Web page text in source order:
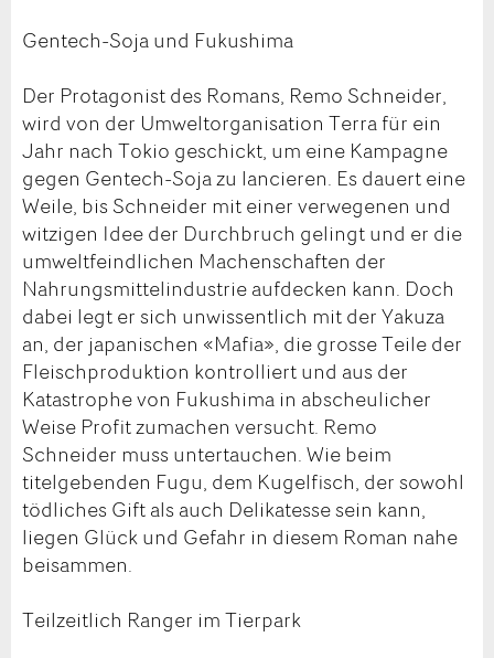
Gentech-Soja und Fukushima
Der Protagonist des Romans, Remo Schneider,
wird von der Umweltorganisation Terra für ein
Jahr nach Tokio geschickt, um eine Kampagne
gegen Gentech-Soja zu lancieren. Es dauert eine
Weile, bis Schneider mit einer verwegenen und
witzigen Idee der Durchbruch gelingt und er die
umweltfeindlichen Machenschaften der
Nahrungsmittelindustrie aufdecken kann. Doch
dabei legt er sich unwissentlich mit der Yakuza
an, der japanischen «Mafia», die grosse Teile der
Fleischproduktion kontrolliert und aus der
Katastrophe von Fukushima in abscheulicher
Weise Profit zumachen versucht. Remo
Schneider muss untertauchen. Wie beim
titelgebenden Fugu, dem Kugelfisch, der sowohl
tödliches Gift als auch Delikatesse sein kann,
liegen Glück und Gefahr in diesem Roman nahe
beisammen.
Teilzeitlich Ranger im Tierpark